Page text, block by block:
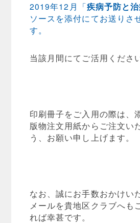
2019年12月「疾病予防と
ソースを添付にてお送りさ
す。
当該月間にてご活用ください
印刷冊子をご入用の際は、
版物注文用紙からご注文い
う、お願い申し上げます。
なお、誠にお手数おかけい
メールを貴地区クラブへも
れば幸甚です。